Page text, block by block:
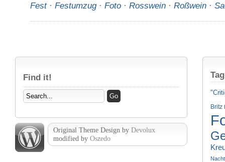
Fest· Festumzug· Foto · Rosswein · Roßwein ·
Find it!
Original Theme Design by Devolux
modified by Oszedo
Britz